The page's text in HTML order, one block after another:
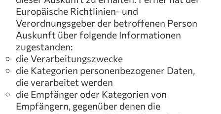
Europäische Richtlinien- und
Verordnungsgeber der betroffenen Person
Auskunft über folgende Informationen
zugestanden:
die Verarbeitungszwecke
die Kategorien personenbezogener Daten,
die verarbeitet werden
die Empfänger oder Kategorien von
Empfängern, gegenüber denen die